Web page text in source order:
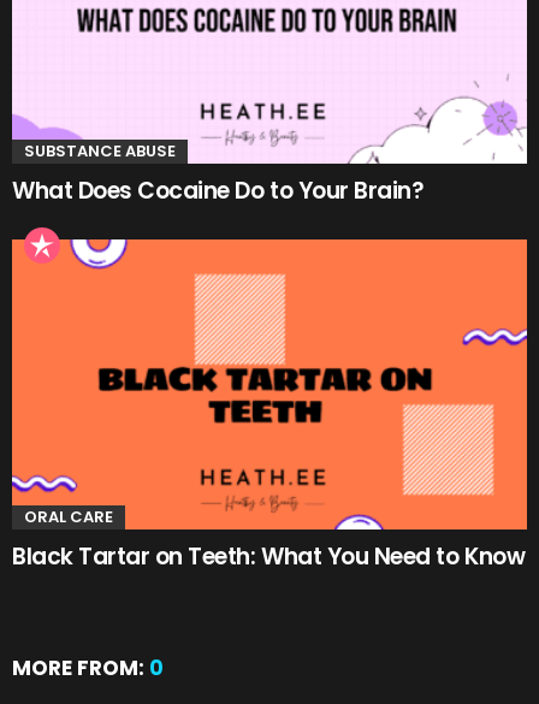
SUBSTANCE ABUSE
What Does Cocaine Do to Your Brain?
ORAL CARE
Black Tartar on Teeth: What You Need to Know
MORE FROM: 0